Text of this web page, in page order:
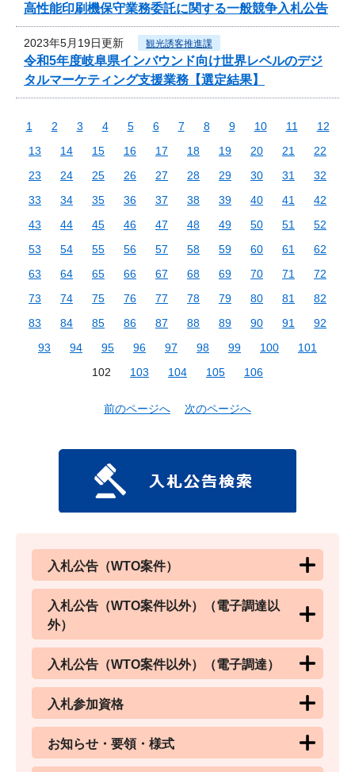
高性能印刷機保守業務委託に関する一般競争入札公告
2023年5月19日更新 観光誘客推進課
令和5年度岐阜県インバウンド向け世界レベルのデジ
タルマーケティング支援業務【選定結果】
1 2 3 4 5 6 7 8 9 10 11
12
13
14 15 16 17 18 19 20 21
22
23
24 25 26 27 28 29 30 31
32
33
34 35 36 37 38 39 40 41
42
43
44 45 46 47 48 49 50 51
52
53
54 55 56 57 58 59 60 61
62
63
64 65 66 67 68 69 70 71
72
73
74 75 76 77 78 79 80 81
82
83
84 85 86 87 88 89 90 91
92
93
94 95 96 97 98 99 100
101
102
103 104 105 106
前のページへ 次のページへ
入札公告（WTO案件）
入札公告（WTO案件以外）（電子調達以
外）
入札公告（WTO案件以外）（電子調達）
入札参加資格
お知らせ・要領・様式